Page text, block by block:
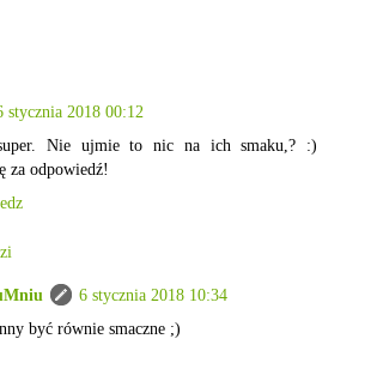
stycznia 2018 00:12
Nie ujmie to nic na ich smaku,? :)
za odpowiedź!
6 stycznia 2018 10:34
być równie smaczne ;)